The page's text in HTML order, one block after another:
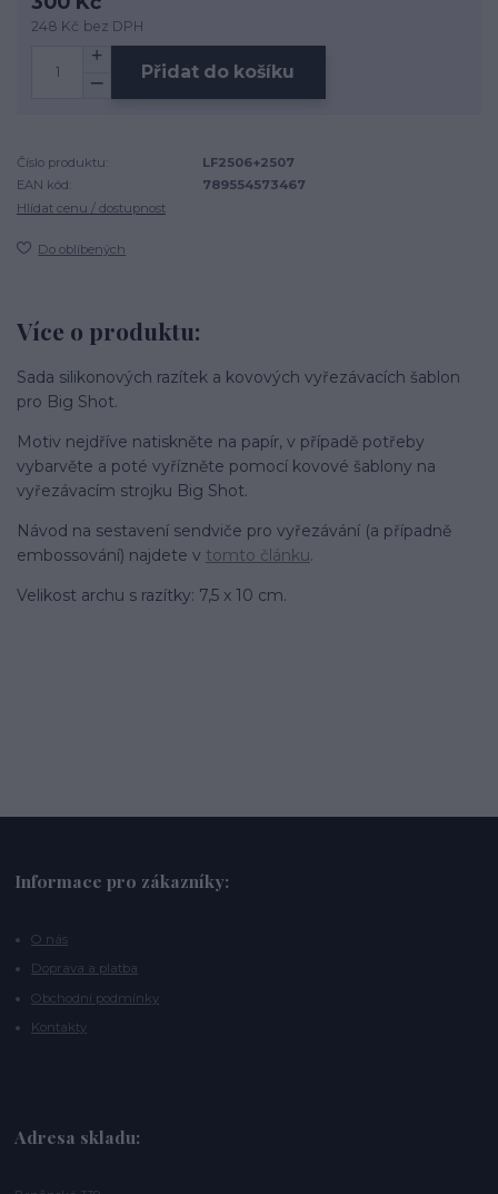
248 Kč bez DPH
Přidat do košíku
Číslo produktu:
LF2506+2507
EAN kód:
789554573467
Hlídat cenu / dostupnost
Do oblíbených
Více o produktu:
Sada silikonových razítek a kovových vyřezávacích šablon
pro Big Shot.
Motiv nejdříve natiskněte na papír, v případě potřeby
vybarvěte a poté vyřízněte pomocí kovové šablony na
vyřezávacím strojku Big Shot.
Návod na sestavení sendviče pro vyřezávání (a případně
embossování) najdete v tomto článku.
Velikost archu s razítky: 7,5 x 10 cm.
Informace pro zákazníky:
O nás
Doprava a platba
Obchodní podmínky
Kontakty
Adresa skladu: